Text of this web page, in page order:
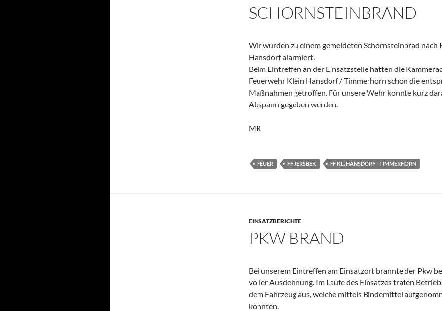
SCHORNSTEINBRAND
Wir wurden zu einem gemeldeten Schornsteinbrad nach
Hansdorf alarmiert.
Beim Eintreffen an der Einsatzstelle hatten die
Feuerwehr Klein Hansdorf / Timmerhorn schon die
Maßnahmen getroffen. Für unsere Wehr konnte kurz
Abspann gegeben werden.
MR
FEUER FF JERSBEK FF KL. HANSDORF - TIMMERHORN
EINSATZBERICHTE
PKW BRAND
Bei unserem Eintreffen am Einsatzort brannte der Pkw
voller Ausdehnung. Im Laufe des Einsatzes traten
dem Fahrzeug aus, welche mittels Bindemittel
konnten.